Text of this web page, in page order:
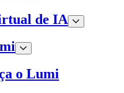
de IA
o Lumi